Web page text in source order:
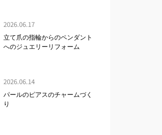
2026.06.17
立て爪の指輪からのペンダント
へのジュエリーリフォーム
2026.06.14
パールのピアスのチャームづく
り